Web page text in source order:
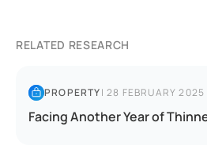
RELATED RESEARCH
PROPERTY|28 FEBRUARY 2025
Facing Another Year of